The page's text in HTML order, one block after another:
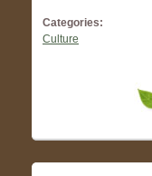
Categories:
Culture